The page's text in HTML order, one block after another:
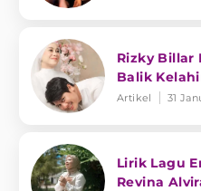
Rizky Billar
Balik
Artikel 31
Lirik Lagu
Revina